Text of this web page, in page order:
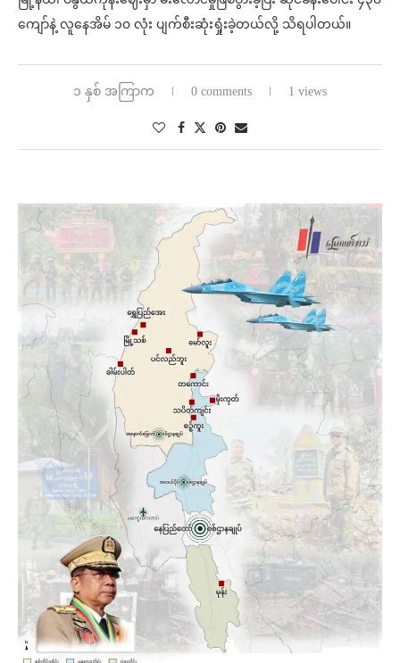
ကျော်နဲ့ လူနေအိမ် ၁၀ လုံး ပျက်စီးဆုံးရှုံးခဲ့တယ်လို့ သိရပါတယ်။
၁ နှစ် အကြာက 0 comments 1 views